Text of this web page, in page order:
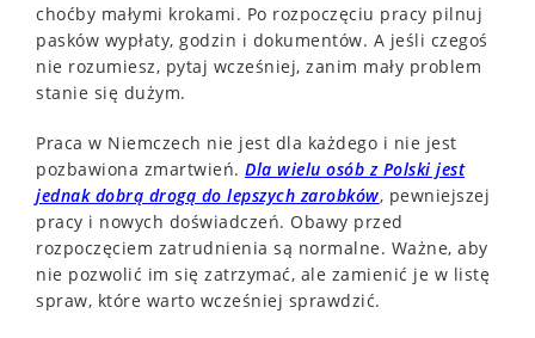
choćby małymi krokami. Po rozpoczęciu pracy pilnuj
pasków wypłaty, godzin i dokumentów. A jeśli czegoś
nie rozumiesz, pytaj wcześniej, zanim mały problem
stanie się dużym.
Praca w Niemczech nie jest dla każdego i nie jest
pozbawiona zmartwień. Dla wielu osób z Polski jest
jednak dobrą drogą do lepszych zarobków, pewniejszej
pracy i nowych doświadczeń. Obawy przed
rozpoczęciem zatrudnienia są normalne. Ważne, aby
nie pozwolić im się zatrzymać, ale zamienić je w listę
spraw, które warto wcześniej sprawdzić.